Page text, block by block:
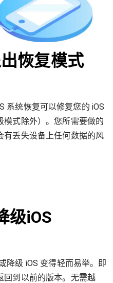
恢复模式
系统恢复可以修复您的 iOS
模式除外）。您所需要做的
有丢失设备上任何数据的风
级iOS
降级 iOS 变得轻而易举。即
回到以前的版本。无需越